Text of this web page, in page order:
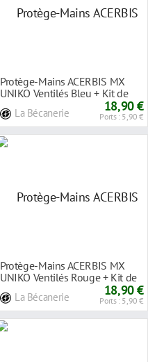
Protège-Mains ACERBIS MX
UNIKO Ventilés Bleu + Kit de
La Bécanerie 18,90 €
Ports : 5,90 €
Protège-Mains ACERBIS MX
UNIKO Ventilés Rouge + Kit de
La Bécanerie 18,90 €
Ports : 5,90 €